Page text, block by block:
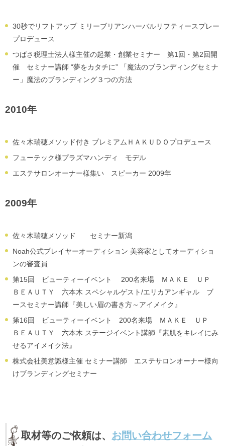
30秒でリフトアップ ミリーブリアンハーバルリフティースプレー
プロデュース
つばさ税理士法人様主催の起業・創業セミナー 第1回・第2回開
催 セミナー講師 “夢をカタチに” 「魔法のブランディングセミナ
ー」魔法のブランディング３つの方法
2010年
佐々木瑞穂メソッド付き プレミアムＨＡＫＵＤＯプロデュース
フューテック様プラズマハンディ モデル
エステサロンオーナー様集い スピーカー 2009年
2009年
佐々木瑞穂メソッド セミナー新潟
Noah公式プレイヤーオーディション 美容家としてオーディショ
ンの審査員
第15回 ビューティーイベント 200名来場 ＭＡＫＥ ＵＰ
ＢＥＡＵＴＹ 六本木 スペシャルゲスト/エリカアンギャル ブ
ースセミナー講師『美しい眉の書き方～アイメイク』
第16回 ビューティーイベント 200名来場 ＭＡＫＥ ＵＰ
ＢＥＡＵＴＹ 六本木 ステージイベント講師『素肌をキレイにみ
せるアイメイク法』
株式会社美意識様主催 セミナー講師 エステサロンオーナー様向
けブランディングセミナー
取材等のご依頼は、 お問い合わせフォーム